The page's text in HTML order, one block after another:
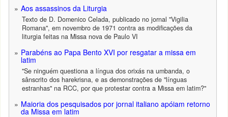
Aos assassinos da Liturgia
Texto de D. Domenico Celada, publicado no jornal "Vigilia
Romana", em novembro de 1971 contra as modificações da
liturgia feitas na Missa nova de Paulo VI
Parabéns ao Papa Bento XVI por resgatar a missa em
latim
"Se ninguém questiona a língua dos orixás na umbanda, o
sânscrito dos harekrisna, e as demonstrações de "línguas
estranhas" na RCC, por que protestar contra a Missa em latim?"
Maioria dos pesquisados por jornal italiano apóiam retorno
da Missa em latim